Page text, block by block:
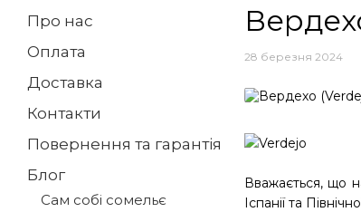
28 березня 2024
Вважається, що
Іспанії та
Про нас
Оплата
Доставка
Контакти
Повернення та гарантія
Блог
Сам собі сомельє